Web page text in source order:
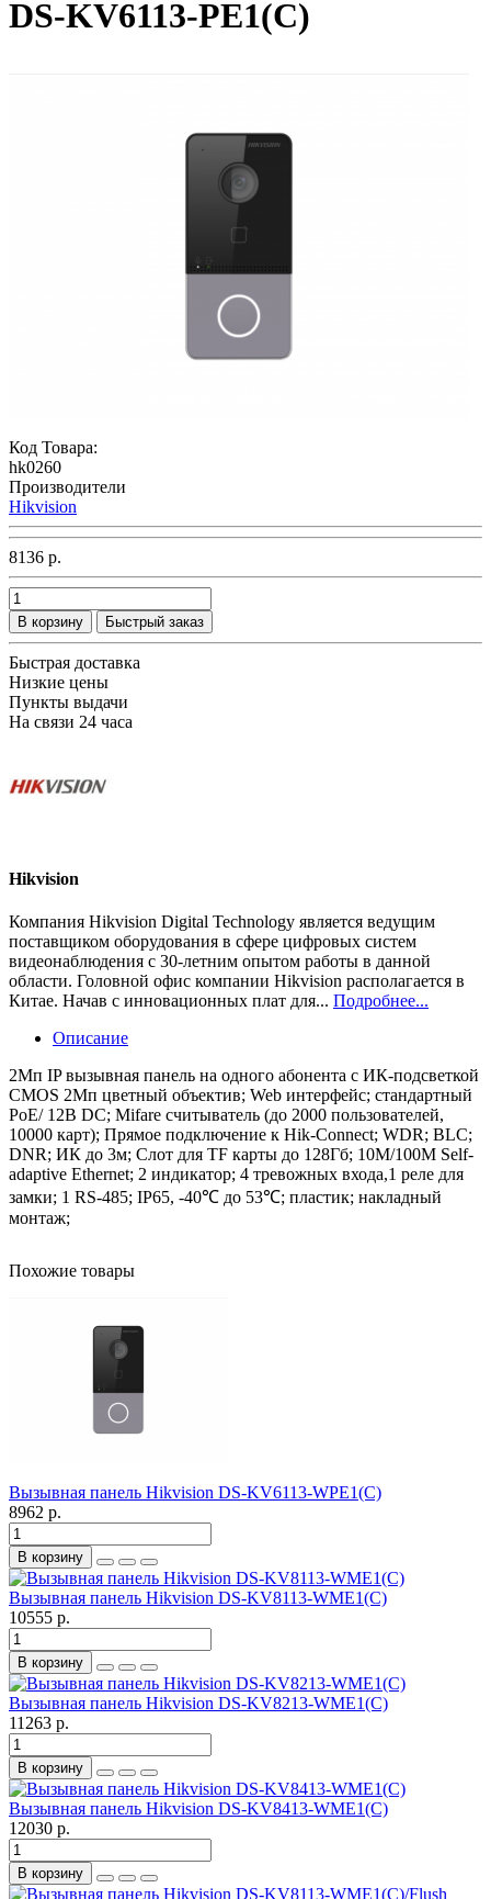
DS-KV6113-PE1(C)
Код Товара:
hk0260
Производители
Hikvision
8136 р.
В корзину Быстрый заказ
Быстрая доставка
Низкие цены
Пункты выдачи
На связи 24 часа
Hikvision
Компания Hikvision Digital Technology является ведущим
поставщиком оборудования в сфере цифровых систем
видеонаблюдения с 30-летним опытом работы в данной
области. Головной офис компании Hikvision располагается в
Китае. Начав с инновационных плат для... Подробнее...
Описание
2Мп IP вызывная панель на одного абонента с ИК-подсветкой
CMOS 2Мп цветный объектив; Web интерфейс; стандартный
PoE/ 12В DC; Mifare считыватель (до 2000 пользователей,
10000 карт); Прямое подключение к Hik-Connect; WDR; BLC;
DNR; ИК до 3м; Слот для TF карты до 128Гб; 10M/100M Self-
adaptive Ethernet; 2 индикатор; 4 тревожных входа,1 реле для
замки; 1 RS-485; IP65, -40℃ до 53℃; пластик; накладный
монтаж;
Похожие товары
Вызывная панель Hikvision DS-KV6113-WPE1(C)
8962 р.
В корзину
Вызывная панель Hikvision DS-KV8113-WME1(C)
10555 р.
В корзину
Вызывная панель Hikvision DS-KV8213-WME1(C)
11263 р.
В корзину
Вызывная панель Hikvision DS-KV8413-WME1(C)
12030 р.
В корзину